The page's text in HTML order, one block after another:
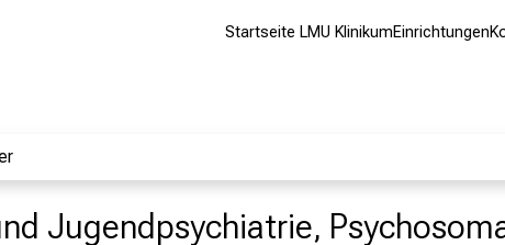
Startseite LMU KlinikumEinrichtungen
Jugendpsychiatrie,